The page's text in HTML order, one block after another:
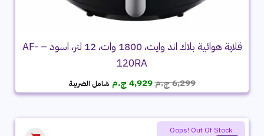
قلاية هوائية بلاك اند وايت، 1800 وات، 12 لتر، اسود – AF-
120RA
6,299ج.مالسعر
الأصلي
6,299 ج.م.
4,929 ج.م السعر
الحالي
4,929 ج.م.
شامل الضريبة
Oops! Out Of Stock